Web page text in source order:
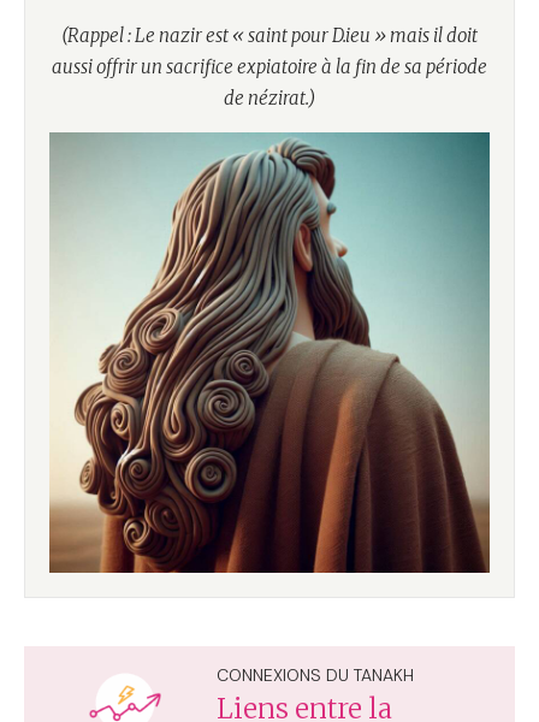
(Rappel : Le nazir est « saint pour D.ieu » mais il doit
aussi offrir un sacrifice expiatoire à la fin de sa période
de nézirat.)
CONNEXIONS DU TANAKH
Liens entre la